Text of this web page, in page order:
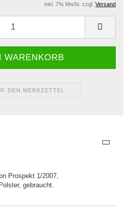
inkl. 7% MwSt. zzgl. Versand
DEN MERKZETTEL
Prospekt 1/2007,
gebraucht.